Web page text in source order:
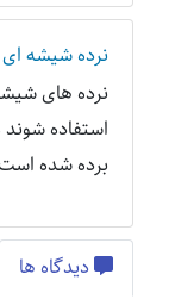
نرده شیشه ای
نرده های
استفاده
برده شده
دیدگاه ها